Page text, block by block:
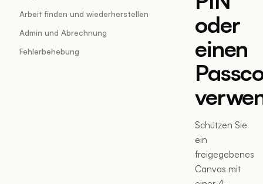
Arbeit finden und wiederherstellen
Admin und Abrechnung
Fehlerbehebung
oder
einen
Schützen Sie
ein
freigegebenes
Canvas mit